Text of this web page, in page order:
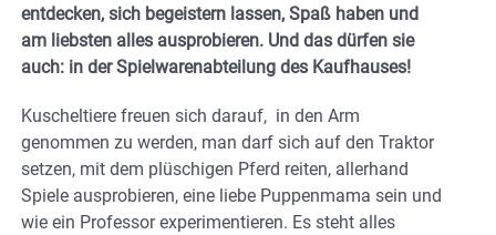
entdecken, sich begeistern lassen, Spaß haben und
am liebsten alles ausprobieren. Und das dürfen sie
auch: in der Spielwarenabteilung des Kaufhauses!
Kuscheltiere freuen sich darauf, in den Arm
genommen zu werden, man darf sich auf den Traktor
setzen, mit dem plüschigen Pferd reiten, allerhand
Spiele ausprobieren, eine liebe Puppenmama sein und
wie ein Professor experimentieren. Es steht alles